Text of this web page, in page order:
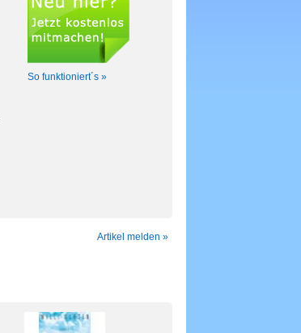
So funktioniert´s »
Artikel melden »